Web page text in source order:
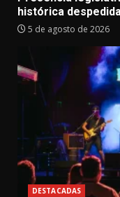
histórica
5 de agosto de 2026
DESTACADAS